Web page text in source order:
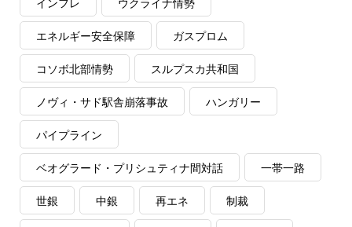
インフレ ウクライナ情勢
エネルギー安全保障 ガスプロム
コソボ北部情勢 スルプスカ共和国
ノヴィ・サド駅舎崩落事故 ハンガリー
パイプライン
ベオグラード・プリシュティナ間対話 一帯一路
世銀 中銀 再エネ 制裁